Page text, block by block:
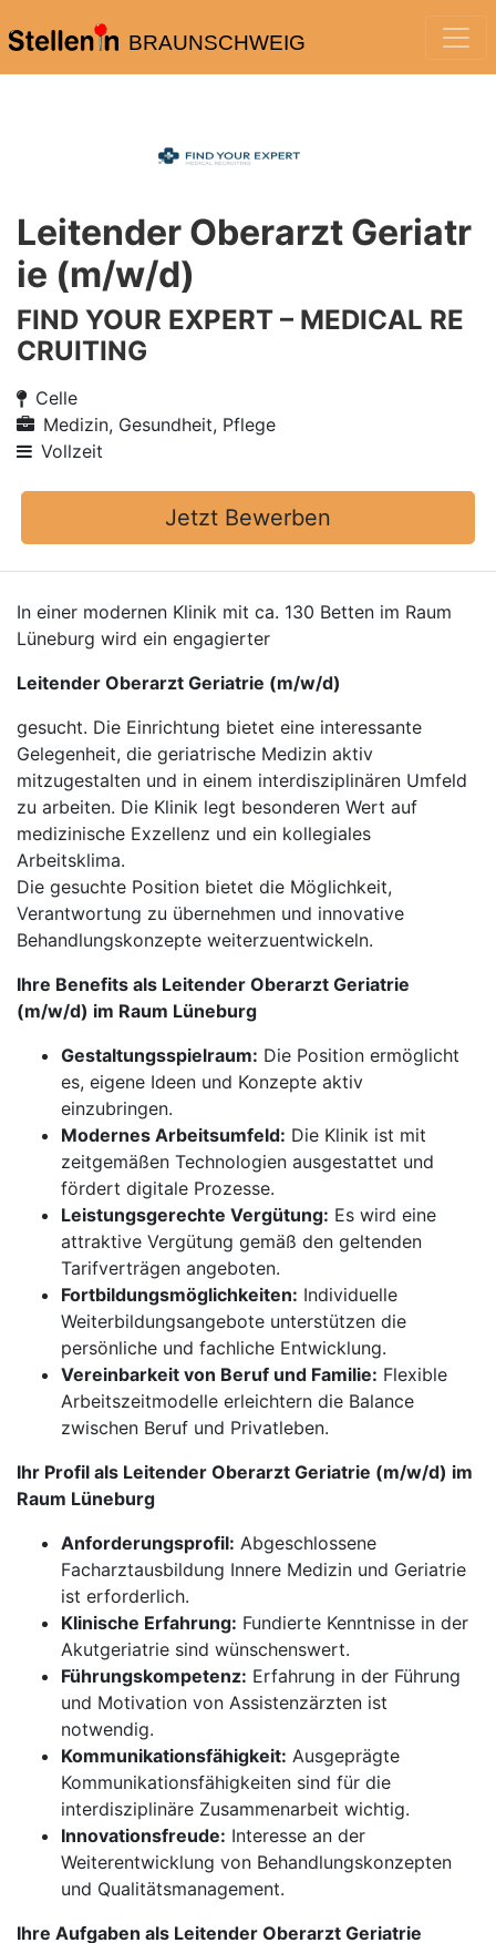
BRAUNSCHWEIG
Leitender Oberarzt Geriatr
ie (m/w/d)
FIND YOUR EXPERT – MEDICAL RE
CRUITING
Celle
Medizin, Gesundheit, Pflege
Vollzeit
Jetzt Bewerben
In einer modernen Klinik mit ca. 130 Betten im Raum
Lüneburg wird ein engagierter
Leitender Oberarzt Geriatrie (m/w/d)
gesucht. Die Einrichtung bietet eine interessante
Gelegenheit, die geriatrische Medizin aktiv
mitzugestalten und in einem interdisziplinären Umfeld
zu arbeiten. Die Klinik legt besonderen Wert auf
medizinische Exzellenz und ein kollegiales
Arbeitsklima.
Die gesuchte Position bietet die Möglichkeit,
Verantwortung zu übernehmen und innovative
Behandlungskonzepte weiterzuentwickeln.
Ihre Benefits als Leitender Oberarzt Geriatrie
(m/w/d) im Raum Lüneburg
Gestaltungsspielraum: Die Position ermöglicht
es, eigene Ideen und Konzepte aktiv
einzubringen.
Modernes Arbeitsumfeld: Die Klinik ist mit
zeitgemäßen Technologien ausgestattet und
fördert digitale Prozesse.
Leistungsgerechte Vergütung: Es wird eine
attraktive Vergütung gemäß den geltenden
Tarifverträgen angeboten.
Fortbildungsmöglichkeiten: Individuelle
Weiterbildungsangebote unterstützen die
persönliche und fachliche Entwicklung.
Vereinbarkeit von Beruf und Familie: Flexible
Arbeitszeitmodelle erleichtern die Balance
zwischen Beruf und Privatleben.
Ihr Profil als Leitender Oberarzt Geriatrie (m/w/d) im
Raum Lüneburg
Anforderungsprofil: Abgeschlossene
Facharztausbildung Innere Medizin und Geriatrie
ist erforderlich.
Klinische Erfahrung: Fundierte Kenntnisse in der
Akutgeriatrie sind wünschenswert.
Führungskompetenz: Erfahrung in der Führung
und Motivation von Assistenzärzten ist
notwendig.
Kommunikationsfähigkeit: Ausgeprägte
Kommunikationsfähigkeiten sind für die
interdisziplinäre Zusammenarbeit wichtig.
Innovationsfreude: Interesse an der
Weiterentwicklung von Behandlungskonzepten
und Qualitätsmanagement.
Ihre Aufgaben als Leitender Oberarzt Geriatrie